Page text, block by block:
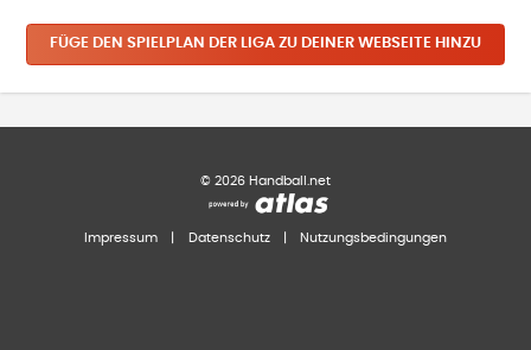
FÜGE DEN SPIELPLAN DER LIGA ZU DEINER WEBSEITE HINZU
© 2026 Handball.net
Impressum Datenschutz Nutzungsbedingungen